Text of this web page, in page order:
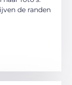
de randen